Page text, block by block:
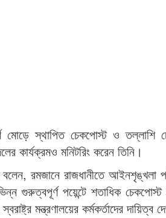
মোড়ে স্থাপিত চেকপোস্ট ও তল্লাশি
কার্যক্রমও মনিটরিং করেন তিনি।
রমজানে রাজধানীতে আইনশৃঙ্খলা
গুরুত্বপূর্ণ পয়েন্টে শতাধিক
মন্ত্রণালয়ের কর্মকর্তাদের দায়িত্ব